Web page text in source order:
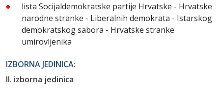
lista Socijaldemokratske partije Hrvatske - Hrvatske
narodne stranke - Liberalnih demokrata - Istarskog
demokratskog sabora - Hrvatske stranke
umirovljenika
IZBORNA JEDINICA:
II. izborna jedinica